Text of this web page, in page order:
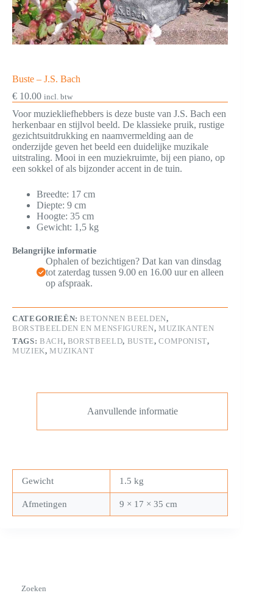
Buste – J.S. Bach
€ 10.00 incl. btw
Voor muziekliefhebbers is deze buste van J.S. Bach een
herkenbaar en stijlvol beeld. De klassieke pruik, rustige
gezichtsuitdrukking en naamvermelding aan de
onderzijde geven het beeld een duidelijke muzikale
uitstraling. Mooi in een muziekruimte, bij een piano, op
een sokkel of als bijzonder accent in de tuin.
Breedte: 17 cm
Diepte: 9 cm
Hoogte: 35 cm
Gewicht: 1,5 kg
Belangrijke informatie
Ophalen of bezichtigen? Dat kan van dinsdag
tot zaterdag tussen 9.00 en 16.00 uur en alleen
op afspraak.
CATEGORIEËN:BETONNEN BEELDEN,
BORSTBEELDEN EN MENSFIGUREN, MUZIKANTEN
TAGS: BACH, BORSTBEELD, BUSTE,COMPONIST,
MUZIEK,MUZIKANT
Aanvullende informatie
Gewicht 1.5 kg
Afmetingen 9 × 17 × 35 cm
Zoeken